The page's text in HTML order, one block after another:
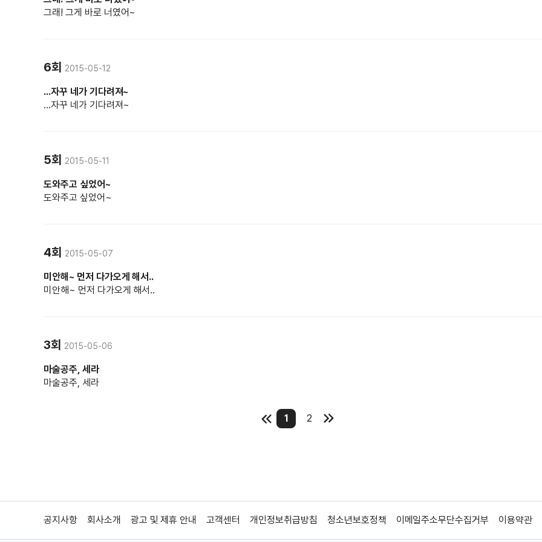
그래! 그게 바로 너였어~
6회 2015-05-12
...자꾸 네가 기다려져~
...자꾸 네가 기다려져~
5회 2015-05-11
도와주고 싶었어~
도와주고 싶었어~
4회 2015-05-07
미안해~ 먼저 다가오게 해서..
미안해~ 먼저 다가오게 해서..
3회 2015-05-06
마술공주, 세라
마술공주, 세라
1 2
공지사항 회사소개 광고 및 제휴 안내 고객센터 개인정보취급방침 청소년보호정책 이메일주소무단수집거부 이용약관